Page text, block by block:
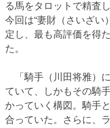
る馬をタロットで精査
今回は“妻財（さいざい
定し、最も高評価を得
た。
「騎手（川田将雅）
ていて、しかもその騎
かっていく構図。騎手
合っていた。さらに、